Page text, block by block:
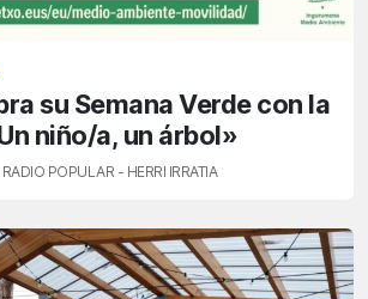
su Semana Verde con la
niño/a, un árbol»
POPULAR - HERRI IRRATIA